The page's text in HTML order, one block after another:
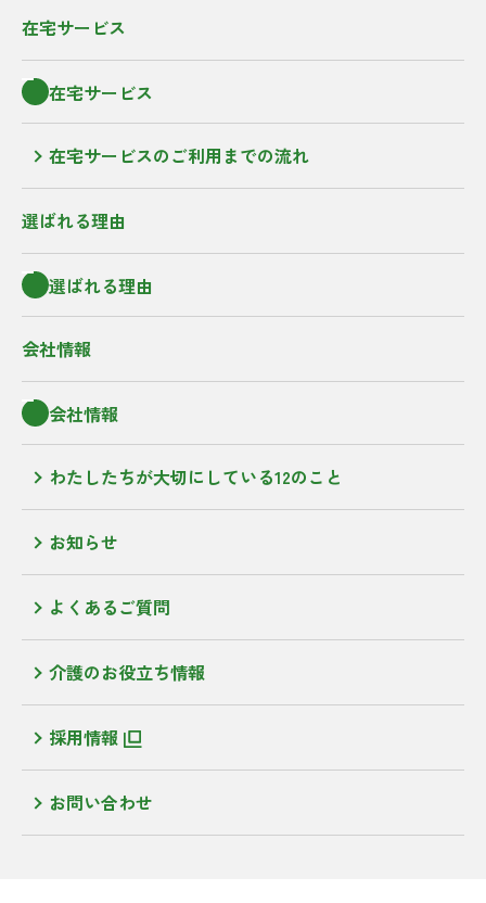
在宅サービス
在宅サービス
在宅サービスのご利用までの流れ
選ばれる理由
選ばれる理由
会社情報
会社情報
わたしたちが大切にしている12のこと
お知らせ
よくあるご質問
介護のお役立ち情報
採用情報
お問い合わせ